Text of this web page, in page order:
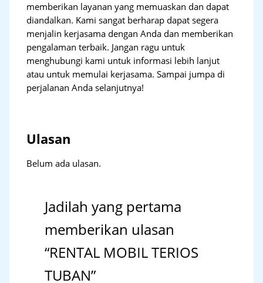
memberikan layanan yang memuaskan dan dapat
diandalkan. Kami sangat berharap dapat segera
menjalin kerjasama dengan Anda dan memberikan
pengalaman terbaik. Jangan ragu untuk
menghubungi kami untuk informasi lebih lanjut
atau untuk memulai kerjasama. Sampai jumpa di
perjalanan Anda selanjutnya!
Ulasan
Belum ada ulasan.
Jadilah yang pertama
memberikan ulasan
“RENTAL MOBIL TERIOS
TUBAN”